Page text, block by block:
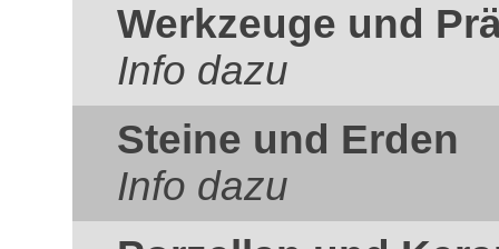
Werkzeuge und
Info dazu
Steine und Erden
Info dazu